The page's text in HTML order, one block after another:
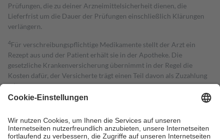
Prüfungen, die zu deiner Arzneimittelsicherheit dienen, die
Lieferfrist um die Dauer der Prüfungen einschließlich Klärungen
verlängern.
4Für verschreibungspflichtige Medikamente stellt der Arzt ein
Rezept aus und der Patient erhält sie in der Apotheke. Die
gesetzliche Krankenversicherung übernimmt in der Regel die
Kosten dafür, der Versicherte trägt einen Teil davon als Zuzahlung
mit.
Grundsätzlich leisten Mitglieder Zuzahlungen in Höhe von zehn
höchstens zehn Euro.
Es sind jedoch nie mehr als die tatsächlichen
Kosten der Leistung zu entrichten.
Diese Regeln gelten grundsätzlich auch für Online-Apotheken.